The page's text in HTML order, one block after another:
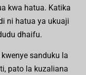
kwa hatua. Katika
ni hatua ya ukuaji
dhaifu.
sanduku la
pato la kuzaliana